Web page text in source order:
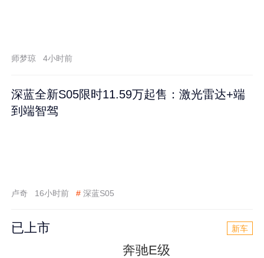
师梦琼 4小时前
深蓝全新S05限时11.59万起售：激光雷达+端
到端智驾
卢奇 16小时前 # 深蓝S05
已上市 新车
奔驰E级